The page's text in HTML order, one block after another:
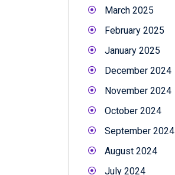
March 2025
February 2025
January 2025
December 2024
November 2024
October 2024
September 2024
August 2024
July 2024